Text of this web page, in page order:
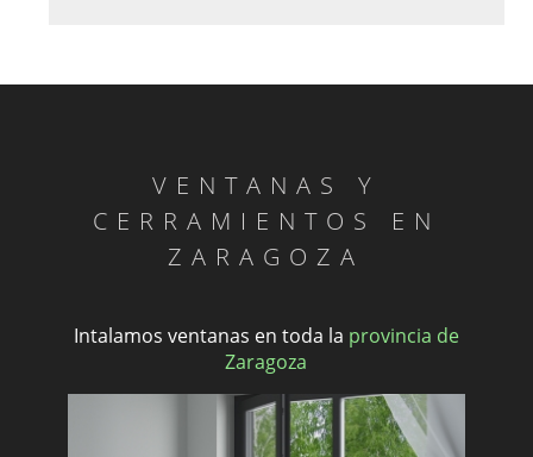
VENTANAS Y
CERRAMIENTOS EN
ZARAGOZA
Intalamos ventanas en toda la provincia de
Zaragoza